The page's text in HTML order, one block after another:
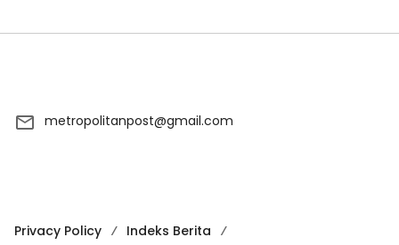
metropolitanpost@gmail.com
Privacy Policy
Indeks Berita